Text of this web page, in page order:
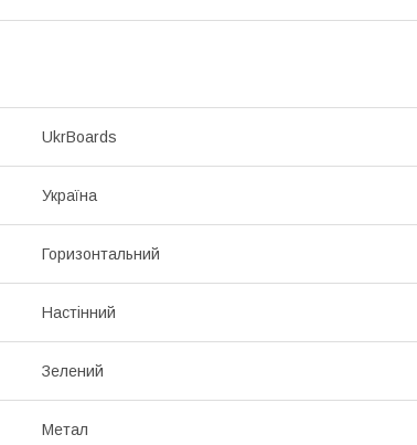
UkrBoards
Україна
Горизонтальний
Настінний
Зелений
Метал